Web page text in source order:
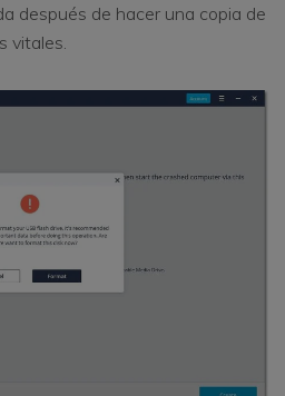
después de hacer una copia de
vitales.